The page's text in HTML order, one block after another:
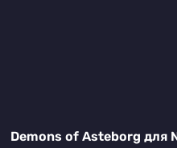
Demons of Asteborg для